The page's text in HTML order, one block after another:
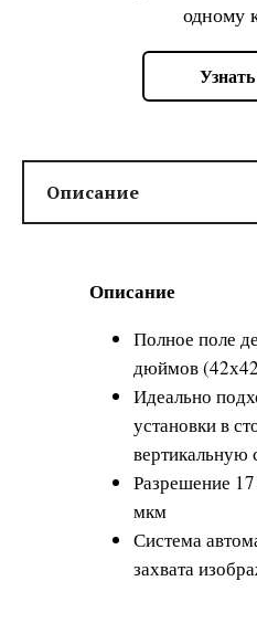
одному
Описание
Полное поле
дюймов
Идеально
установки в
вертикальную
Разрешение
мкм
Система
захвата